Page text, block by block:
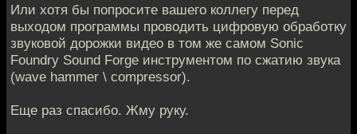
Или хотя бы попросите вашего коллегу перед
выходом программы проводить цифровую обработку
звуковой дорожки видео в том же самом Sonic
Foundry Sound Forge инструментом по сжатию звука
(wave hammer \ compressor).
Еще раз спасибо. Жму руку.